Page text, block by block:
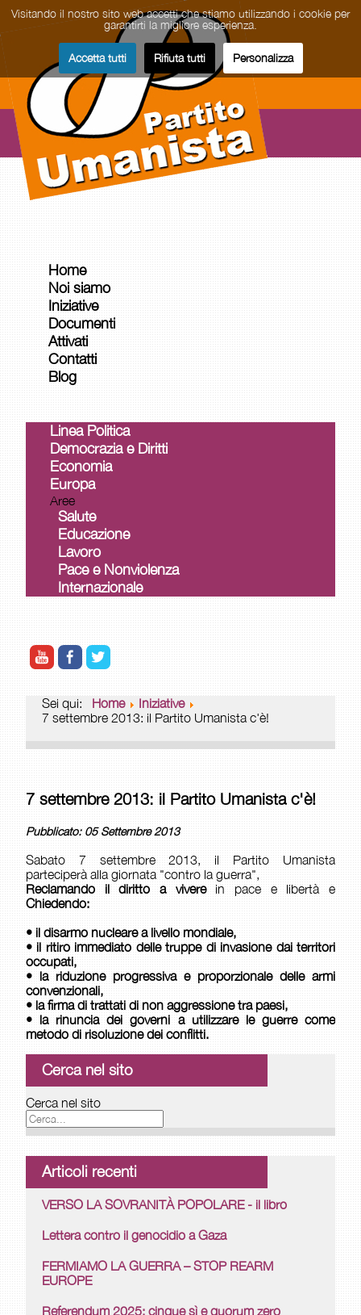
Home
Noi siamo
Iniziative
Documenti
Attivati
Contatti
Blog
Linea Politica
Democrazia e Diritti
Economia
Europa
Aree
Salute
Educazione
Lavoro
Pace e Nonviolenza
Internazionale
Sei qui: Home
Iniziative
7 settembre 2013: il Partito Umanista c'è!
7 settembre 2013: il Partito Umanista c'è!
Pubblicato: 05 Settembre 2013
Sabato 7 settembre 2013, il Partito Umanista
parteciperà alla giornata "contro la guerra",
Reclamando il diritto a viverein pace e libertà e
Chiedendo:
• il disarmo nucleare a livello mondiale,
• il ritiro immediato delle truppe di invasione dai territori
occupati,
• la riduzione progressiva e proporzionale delle armi
convenzionali,
• la firma di trattati di non aggressione tra paesi,
• la rinuncia dei governi a utilizzare le guerre come
metodo di risoluzione dei conflitti.
Cerca nel sito
Cerca nel sito
Articoli recenti
VERSO LA SOVRANITÀ POPOLARE - il libro
Lettera contro il genocidio a Gaza
FERMIAMO LA GUERRA – STOP REARM
EUROPE
Referendum 2025: cinque sì e quorum zero
Visitando il nostro sito web accetti che stiamo utilizzando i cookie per
garantirti la migliore esperienza.
Accetta tutti Rifiuta tutti Personalizza